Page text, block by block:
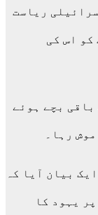
میں اسرائیلی ریاست
کو اس کی
باقی بچے ہوئے
رہا۔
کا ایک بیان آیا کہ
یہود کا